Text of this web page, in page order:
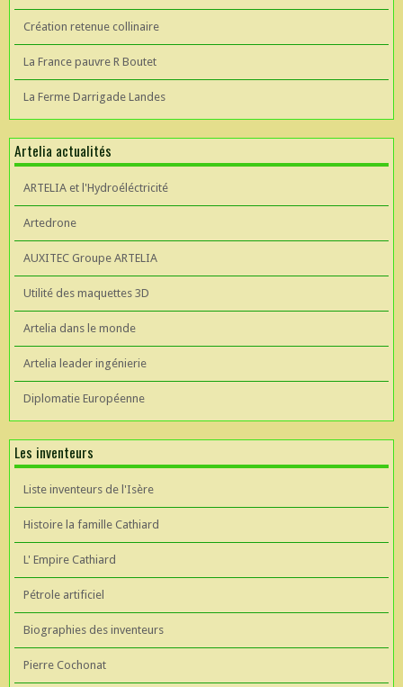
Création retenue collinaire
La France pauvre R Boutet
La Ferme Darrigade Landes
Artelia actualités
ARTELIA et l'Hydroéléctricité
Artedrone
AUXITEC Groupe ARTELIA
Utilité des maquettes 3D
Artelia dans le monde
Artelia leader ingénierie
Diplomatie Européenne
Les inventeurs
Liste inventeurs de l'Isère
Histoire la famille Cathiard
L' Empire Cathiard
Pétrole artificiel
Biographies des inventeurs
Pierre Cochonat